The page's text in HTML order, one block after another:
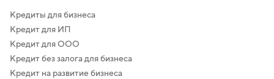
Кредиты для бизнеса
Кредит для ИП
Кредит для ООО
Кредит без залога для бизнеса
Кредит на развитие бизнеса